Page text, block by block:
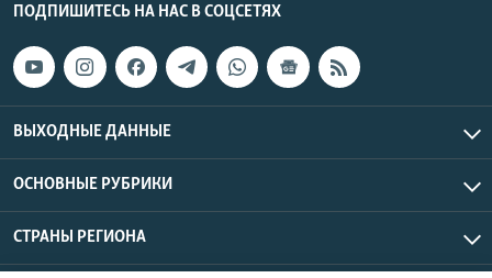
ПОДПИШИТЕСЬ НА НАС В СОЦСЕТЯХ
ВЫХОДНЫЕ ДАННЫЕ
ОСНОВНЫЕ РУБРИКИ
СТРАНЫ РЕГИОНА